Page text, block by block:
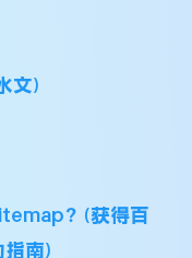
文)
？(获得百
南)